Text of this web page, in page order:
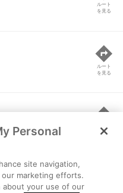
ルート
を見る
ルート
を見る
ルート
を見る
Personal
site navigation,
our marketing efforts.
about your use of our